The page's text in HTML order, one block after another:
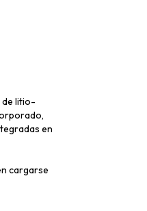
de litio-
en
cargarse